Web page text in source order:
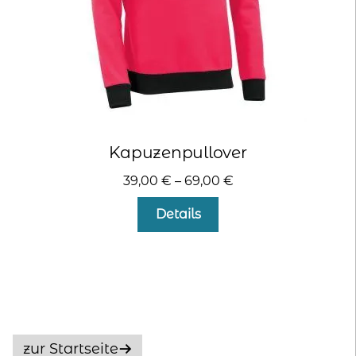
gewählt
werden
Kapuzenpullover
39,00 € – 69,00 €
Details
zur Startseite